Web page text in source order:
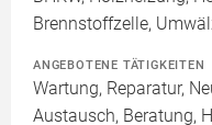
Brennstoffzelle,
ANGEBOTENE TÄTIGKEITEN
Wartung, Reparatur,
Austausch, Beratung,